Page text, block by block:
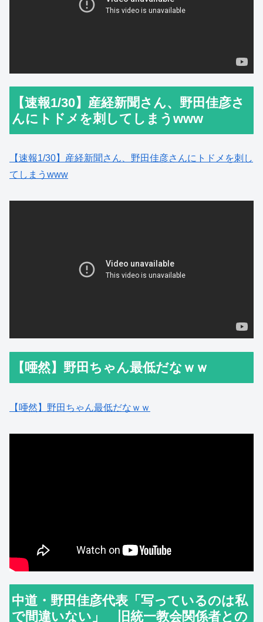
【速報1/30】産経新聞さん、野田佳彦さ
んにトドメを刺してしまうwww
【速報1/30】産経新聞さん、野田佳彦さんにトドメを刺し
てしまうwww
【唖然】野田ちゃん最低だなｗｗ
【唖然】野田ちゃん最低だなｗｗ
中道・野田佳彦代表「写っているのは私
で間違いない」 旧統一教会関係者との